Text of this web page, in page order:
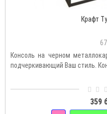
Крафт
Консоль на черном
подчеркивающий Ваш стиль.
359